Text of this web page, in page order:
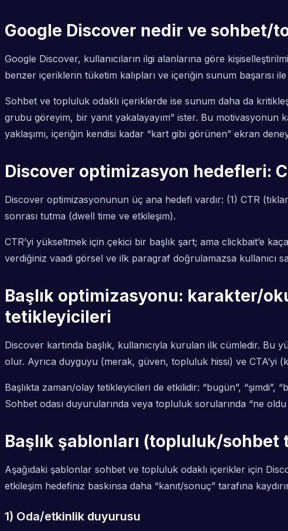
Google Discover nedir ve sohbet/
Google Discover, kullanıcıların ilgi alanlarına göre
benzer içeriklerin tüketim kalıpları ve içeriğin sunum başarısı
Sohbet ve topluluk odaklı içeriklerde ise sunum daha da
grubu göreyim, bir yanıt yakalayayım” ister. Bu motivasyonun
yaklaşımı, içeriğin kendisi kadar “kart gibi görünen” ekran
Discover optimizasyon hedefleri:
Discover optimizasyonunun üç ana hedefi vardır: (1) CTR
sonrası tutma (dwell time ve etkileşim).
CTR’yi yükseltmek için çekici bir başlık şart; ama clickbait’e
verdiğiniz vaadi görsel ve ilk paragraf doğrulamazsa kullanıcı
Başlık optimizasyonu: karakter/
tetikleyicileri
Discover kartında başlık, kullanıcıyla kurulan ilk cümledir. Bu
olur. Ayrıca duyguyu (merak, güven, topluluk hissi) ve CTA’yi
Başlıkta zaman/olay tetikleyicileri de etkilidir: “bugün”, “şimdi”,
Sohbet odası duyurularında veya topluluk sorularında “ne
Başlık şablonları (topluluk/
Aşağıdaki şablonlar sohbet ve topluluk odaklı içerikler için
etkileşim hedefiniz baskınsa daha “kanıt/sonuç” tarafına
1) Oda/etkinlik duyurusu